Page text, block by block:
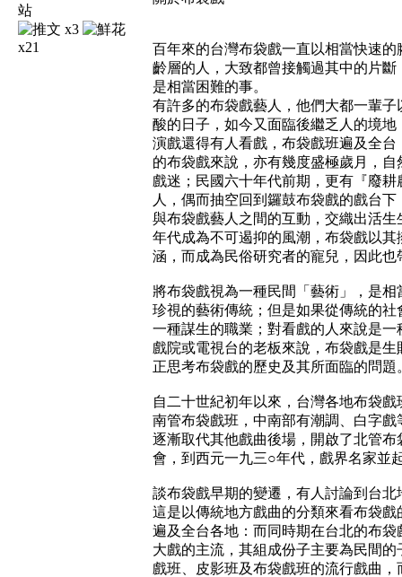
x3
x21
百年來的台灣布袋戲一直以相當快速
齡層的人，大致都曾接觸過其中的片
是相當困難的事。
有許多的布袋戲藝人，他們大都一輩
酸的日子，如今又面臨後繼乏人的境
演戲還得有人看戲，布袋戲班遍及全
的布袋戲來說，亦有幾度盛極歲月，
戲迷；民國六十年代前期，更有『廢
人，偶而抽空回到鑼鼓布袋戲的戲台
與布袋戲藝人之間的互動，交織出活
年代成為不可遏抑的風潮，布袋戲以
涵，而成為民俗研究者的寵兒，因此
將布袋戲視為一種民間「藝術」，是
珍視的藝術傳統；但是如果從傳統的
一種謀生的職業；對看戲的人來說是
戲院或電視台的老板來說，布袋戲是
正思考布袋戲的歷史及其所面臨的問題
自二十世紀初年以來，台灣各地布袋
南管布袋戲班，中南部有潮調、白字
逐漸取代其他戲曲後場，開啟了北管
會，到西元一九三○年代，戲界名家並
談布袋戲早期的變遷，有人討論到台
這是以傳統地方戲曲的分類來看布袋
遍及全台各地：而同時期在台北的布
大戲的主流，其組成份子主要為民間
戲班、皮影班及布袋戲班的流行戲曲